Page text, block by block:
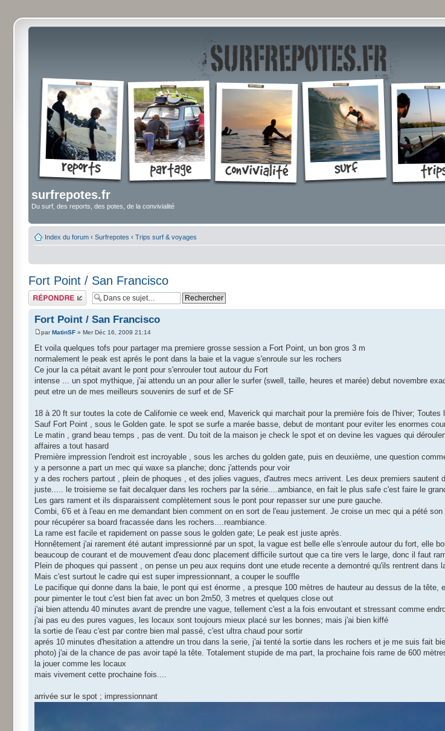
surfrepotes.fr
Du surf, des reports, des potes, de la convivialité
Index du forum ‹ Surfrepotes ‹ Trips surf & voyages
Fort Point / San Francisco
Répondre
Fort Point / San Francisco
parMatinSF » Mer Déc 16, 2009 21:14
Et voila quelques tofs pour partager ma premiere grosse session a Fort Point, un bon gros 3 m
normalement le peak est aprés le pont dans la baie et la vague s'enroule sur les rochers
Ce jour la ca pétait avant le pont pour s'enrouler tout autour du Fort
intense ... un spot mythique, j'ai attendu un an pour aller le surfer (swell, taille, heures et marée) debut novembre
peut etre un de mes meilleurs souvenirs de surf et de SF
18 à 20 ft sur toutes la cote de Californie ce week end, Maverick qui marchait pour la première fois de l'hiver; Toutes
Sauf Fort Point , sous le Golden gate. le spot se surfe a marée basse, debut de montant pour eviter les enormes
Le matin , grand beau temps , pas de vent. Du toit de la maison je check le spot et on devine les vagues qui
affaires a tout hasard
Première impression l'endroit est incroyable , sous les arches du golden gate, puis en deuxième, une question
y a personne a part un mec qui waxe sa planche; donc j'attends pour voir
y a des rochers partout , plein de phoques , et des jolies vagues, d'autres mecs arrivent. Les deux premiers sautent
juste..... le troisieme se fait decalquer dans les rochers par la série....ambiance, en fait le plus safe c'est faire le
Les gars rament et ils disparaissent complètement sous le pont pour repasser sur une pure gauche.
Combi, 6'6 et à l'eau en me demandant bien comment on en sort de l'eau justement. Je croise un mec qui a pété
pour récupérer sa board fracassée dans les rochers....reambiance.
La rame est facile et rapidement on passe sous le golden gate; Le peak est juste après.
Honnêtement j'ai rarement été autant impressionné par un spot, la vague est belle elle s'enroule autour du fort, elle
beaucoup de courant et de mouvement d'eau donc placement difficile surtout que ca tire vers le large, donc il faut
Plein de phoques qui passent , on pense un peu aux requins dont une etude recente a demontré qu'ils rentrent dans
Mais c'est surtout le cadre qui est super impressionnant, a couper le souffle
Le pacifique qui donne dans la baie, le pont qui est énorme , a presque 100 mètres de hauteur au dessus de la tête,
pour pimenter le tout c'est bien fat avec un bon 2m50, 3 metres et quelques close out
j'ai bien attendu 40 minutes avant de prendre une vague, tellement c'est a la fois envoutant et stressant comme
j'ai pas eu des pures vagues, les locaux sont toujours mieux placé sur les bonnes; mais j'ai bien kiffé
la sortie de l'eau c'est par contre bien mal passé, c'est ultra chaud pour sortir
aprés 10 minutes d'hesitation a attendre un trou dans la serie, j'ai tenté la sortie dans les rochers et je me suis fait
photo) j'ai de la chance de pas avoir tapé la tête. Totalement stupide de ma part, la prochaine fois rame de 600
la jouer comme les locaux
mais vivement cette prochaine fois....
arrivée sur le spot ; impressionnant